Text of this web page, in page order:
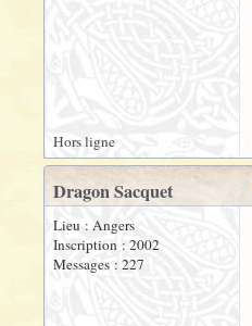
Hors ligne
Dragon Sacquet
Lieu : Angers
Inscription : 2002
Messages : 227